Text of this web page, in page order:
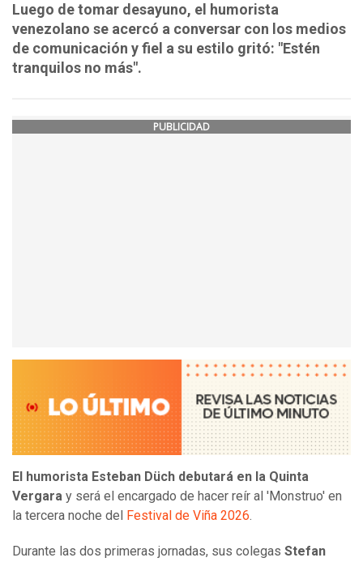
Luego de tomar desayuno, el humorista
venezolano se acercó a conversar con los medios
de comunicación y fiel a su estilo gritó: "Estén
tranquilos no más".
PUBLICIDAD
El humorista Esteban Düch debutará en la Quinta
Vergara y será el encargado de hacer reír al 'Monstruo' en
la tercera noche del Festival de Viña 2026.
Durante las dos primeras jornadas, sus colegas Stefan